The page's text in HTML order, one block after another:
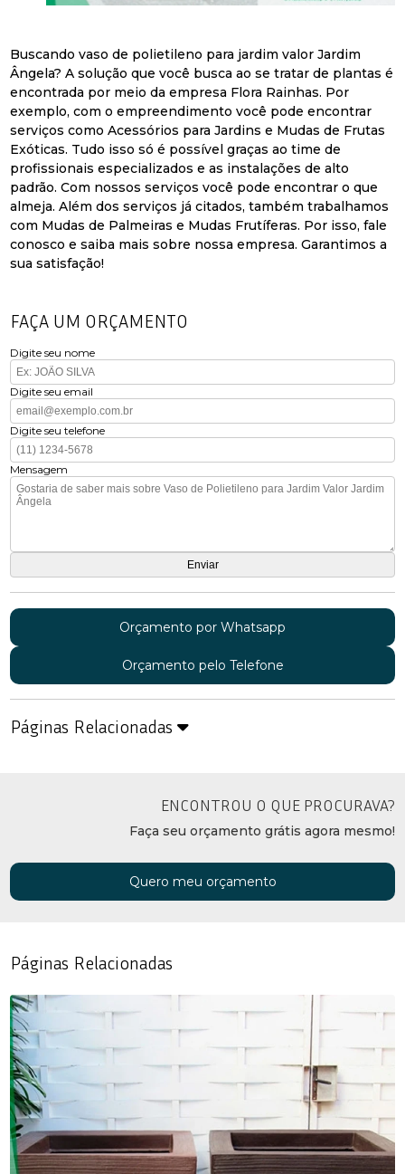
Buscando vaso de polietileno para jardim valor Jardim
Ângela? A solução que você busca ao se tratar de plantas é
encontrada por meio da empresa Flora Rainhas. Por
exemplo, com o empreendimento você pode encontrar
serviços como Acessórios para Jardins e Mudas de Frutas
Exóticas. Tudo isso só é possível graças ao time de
profissionais especializados e as instalações de alto
padrão. Com nossos serviços você pode encontrar o que
almeja. Além dos serviços já citados, também trabalhamos
com Mudas de Palmeiras e Mudas Frutíferas. Por isso, fale
conosco e saiba mais sobre nossa empresa. Garantimos a
sua satisfação!
FAÇA UM ORÇAMENTO
Digite seu nome
Digite seu email
Digite seu telefone
Mensagem
Orçamento por Whatsapp
Orçamento pelo Telefone
Páginas Relacionadas
ENCONTROU O QUE PROCURAVA?
Faça seu orçamento grátis agora mesmo!
Quero meu orçamento
Páginas Relacionadas